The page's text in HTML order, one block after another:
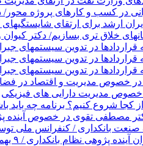
در کسب و کارهای پروژه محور/
ارشد برای ارتقای شایستگیهای
خلاق تری بسازیم/ دکتر کیوان
در تدوین سیستمهای
در تدوین سیستمهای
در تدوین سیستمهای
خصوص مدیریت و اقتصاد در
مدیریت دارایی های فیزیکی
کجا شروع کنیم؟ برنامه چه باید
مصطفی تقوی در خصوص آینده
بانکداری / کنفرانس ملی
نظام بانکداری / ۹ بهمن ماه ۹۲